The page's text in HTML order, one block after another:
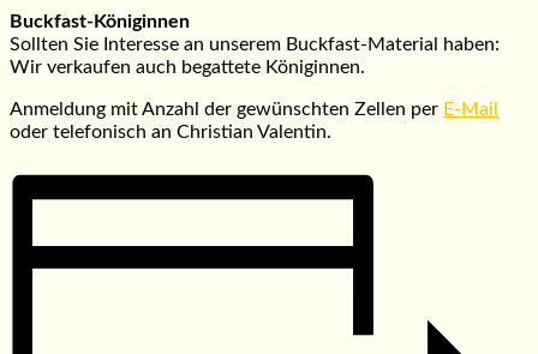
Buckfast-Königinnen
Sollten Sie Interesse an unserem Buckfast-Material haben:
Wir verkaufen auch begattete Königinnen.
Anmeldung mit Anzahl der gewünschten Zellen per E-Mail
oder telefonisch an Christian Valentin.